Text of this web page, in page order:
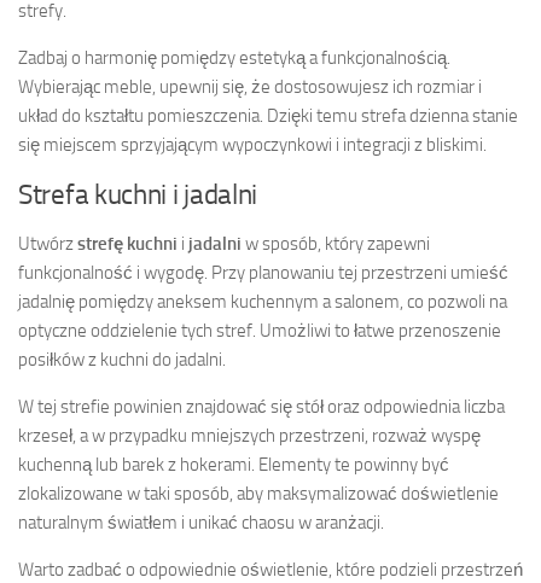
strefy.
Zadbaj o harmonię pomiędzy estetyką a funkcjonalnością.
Wybierając meble, upewnij się, że dostosowujesz ich rozmiar i
układ do kształtu pomieszczenia. Dzięki temu strefa dzienna stanie
się miejscem sprzyjającym wypoczynkowi i integracji z bliskimi.
Strefa kuchni i jadalni
Utwórzstrefę kuchni i jadalni w sposób, który zapewni
funkcjonalność i wygodę. Przy planowaniu tej przestrzeni umieść
jadalnię pomiędzy aneksem kuchennym a salonem, co pozwoli na
optyczne oddzielenie tych stref. Umożliwi to łatwe przenoszenie
posiłków z kuchni do jadalni.
W tej strefie powinien znajdować się stół oraz odpowiednia liczba
krzeseł, a w przypadku mniejszych przestrzeni, rozważ wyspę
kuchenną lub barek z hokerami. Elementy te powinny być
zlokalizowane w taki sposób, aby maksymalizować doświetlenie
naturalnym światłem i unikać chaosu w aranżacji.
Warto zadbać o odpowiednie oświetlenie, które podzieli przestrzeń